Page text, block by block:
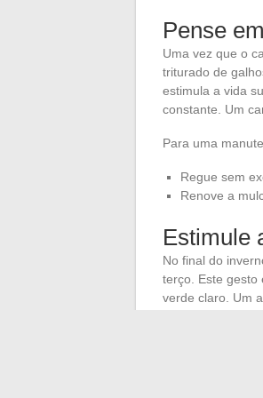
Pense em
Uma vez que o
triturado de
estimula a vida
constante. Um
Para uma
Regue sem
Renove a
Estimule
No final do
terço. Este gesto
verde claro. Um